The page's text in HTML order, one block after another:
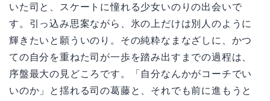
いた司と、スケートに憧れる少女いのりの出会いで
す。引っ込み思案ながら、氷の上だけは別人のように
輝きたいと願ういのり。その純粋なまなざしに、かつ
ての自分を重ねた司が一歩を踏み出すまでの過程は、
序盤最大の見どころです。「自分なんかがコーチでい
いのか」と揺れる司の葛藤と、それでも前に進もうと